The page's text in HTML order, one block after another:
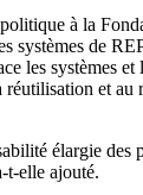
à la
systèmes de
les systèmes et
réutilisation et au
élargie des
t-elle ajouté.